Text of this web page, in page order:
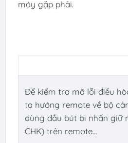
máy gặp phải.
Để kiểm tra mã lỗi điều
ta hướng remote về bộ
dùng đầu bút bi nhấn giữ
CHK) trên remote…